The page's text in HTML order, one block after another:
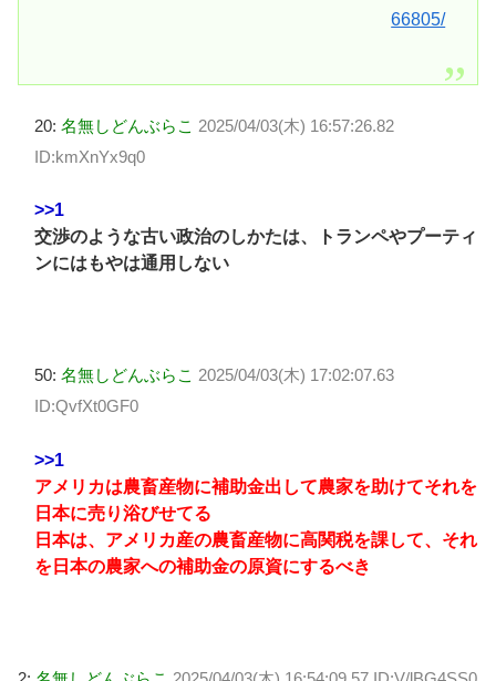
66805/
20: 名無しどんぶらこ 2025/04/03(木) 16:57:26.82
ID:kmXnYx9q0
>>1
交渉のような古い政治のしかたは、トランペやプーティ
ンにはもやは通用しない
50: 名無しどんぶらこ 2025/04/03(木) 17:02:07.63
ID:QvfXt0GF0
>>1
アメリカは農畜産物に補助金出して農家を助けてそれを
日本に売り浴びせてる
日本は、アメリカ産の農畜産物に高関税を課して、それ
を日本の農家への補助金の原資にするべき